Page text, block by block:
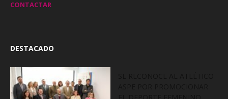
CONTACTAR
DESTACADO